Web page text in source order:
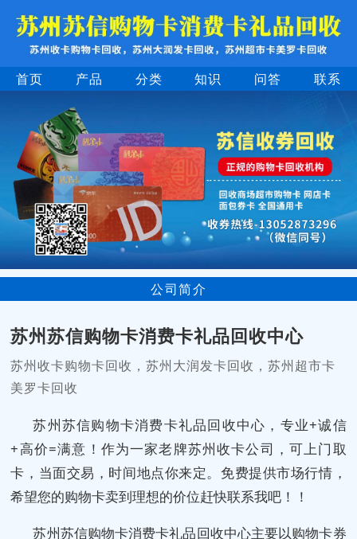
首页 产品 分类 知识 问答 联系
公司简介
苏州苏信购物卡消费卡礼品回收中心
苏州收卡购物卡回收，苏州大润发卡回收，苏州超市卡
美罗卡回收
苏州苏信购物卡消费卡礼品回收中心，专业+诚信
+高价=满意！作为一家老牌苏州收卡公司，可上门取
卡，当面交易，时间地点你来定。免费提供市场行情，
希望您的购物卡卖到理想的价位赶快联系我吧！！
苏州苏信购物卡消费卡礼品回收中心主要以购物卡券